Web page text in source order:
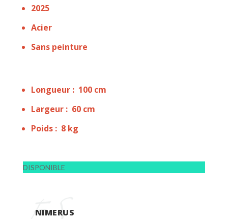
2025
Acier
Sans peinture
Longueur : 100 cm
Largeur : 60 cm
Poids : 8 kg
DISPONIBLE
NIMERUS